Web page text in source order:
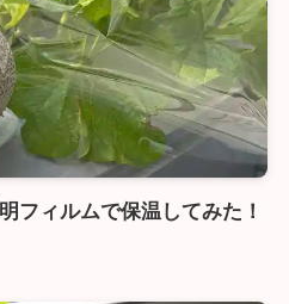
フィルムで保温してみた！